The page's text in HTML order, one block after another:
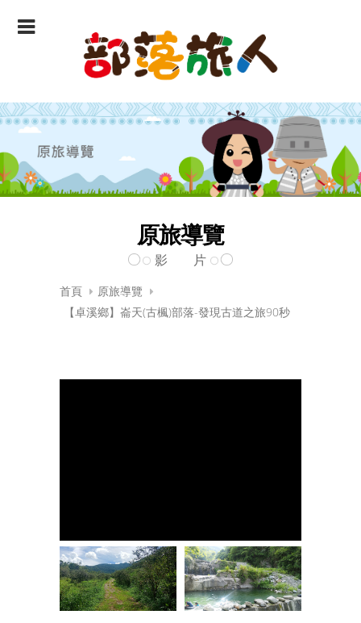
原旅導覽
影 片
首頁
原旅導覽
【卓溪鄉】崙天(古楓)部落-發現古道之旅90秒